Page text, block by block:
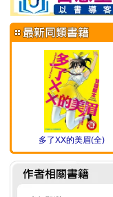
多了XX的美眉(全)